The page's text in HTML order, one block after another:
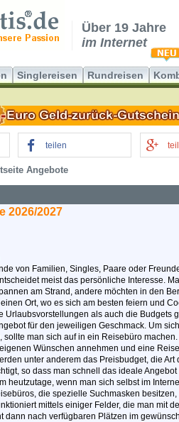
Über 19 Jahre
im Internet
Singlereisen Rundreisen
teilen
Angebote
2026/2027
von Familien, Singles, Paare oder
meist das persönliche Interesse.
am Strand, andere möchten in den
Ort, wo es sich am besten feiern und
Urlaubsvorstellungen als auch die Budgets
für den jeweiligen Geschmack. Um
sollte man sich auf in ein Reisebüro
Wünschen annehmen und eine
unter anderem das Preisbudget, die
so dass man schnell das ideale
heutzutage, wenn man sich selbst im
die spezielle Suchmasken
mittels einiger Felder, die man mit
dann nach verfügbaren Plätzen im